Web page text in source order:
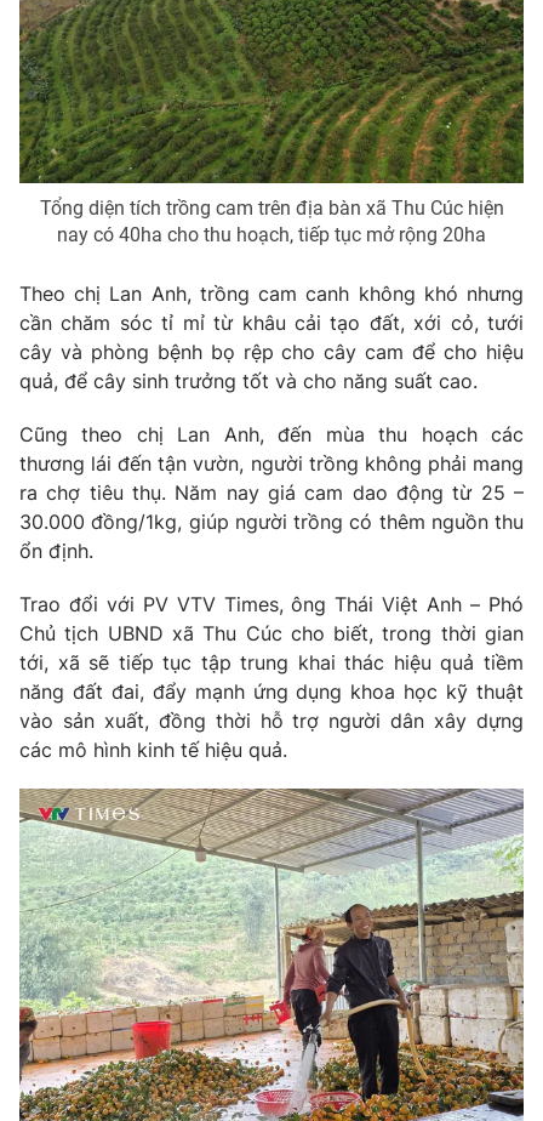
Liên hệ tòa soạn English
THỜI BÁO VTV
Theo dõi báo trên
Cơ quan chủ quản:Đài Truyền hình Việt Nam
Cơ quan báo chí: Thời báo VTV
Giấy phép hoạt động báo in và báo điện tử số 483/GP-BTTTT
cấp ngày 29/12/2023
Phó Tổng Biên tập: Nguyễn Thị Mỹ Hạnh, Phạm Quốc Thắng,
Nguyễn Trọng Ninh
Tổng đài VTV:
024.38 355 931 - 024.38 355 932
Ðiện thoại Thời báo VTV:
Liên hệ quảng cáo:
024-7300.7108
® Cấm sao chép dưới mọi hình thức nếu không có sự chấp
thuận bằng văn bản. Ghi rõ nguồn VTV.vn khi phát hành lại
thông tin từ website này.
Tổng diện tích trồng cam trên địa bàn xã Thu Cúc hiện
nay có 40ha cho thu hoạch, tiếp tục mở rộng 20ha
Theo chị Lan Anh, trồng cam canh không khó nhưng
cần chăm sóc tỉ mỉ từ khâu cải tạo đất, xới cỏ, tưới
cây và phòng bệnh bọ rệp cho cây cam để cho hiệu
quả, để cây sinh trưởng tốt và cho năng suất cao.
Cũng theo chị Lan Anh, đến mùa thu hoạch các
thương lái đến tận vườn, người trồng không phải mang
ra chợ tiêu thụ. Năm nay giá cam dao động từ 25 –
30.000 đồng/1kg, giúp người trồng có thêm nguồn thu
ổn định.
Trao đổi với PV VTV Times, ông Thái Việt Anh – Phó
Chủ tịch UBND xã Thu Cúc cho biết, trong thời gian
tới, xã sẽ tiếp tục tập trung khai thác hiệu quả tiềm
năng đất đai, đẩy mạnh ứng dụng khoa học kỹ thuật
vào sản xuất, đồng thời hỗ trợ người dân xây dựng
các mô hình kinh tế hiệu quả.